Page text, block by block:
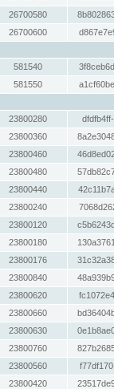
26700580
26700600
581540
581550
23800280
23800360
23800460
23800480
23800440
23800240
23800120
23800180
23800176
23800840
23800620
23800660
23800630
23800760
23800560
23800420